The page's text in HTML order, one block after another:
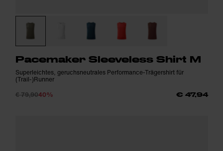
Pacemaker Sleeveless Shirt M
Superleichtes, geruchsneutrales Performance-Trägershirt für
(Trail-)Runner
€ 79,9040% € 47,94